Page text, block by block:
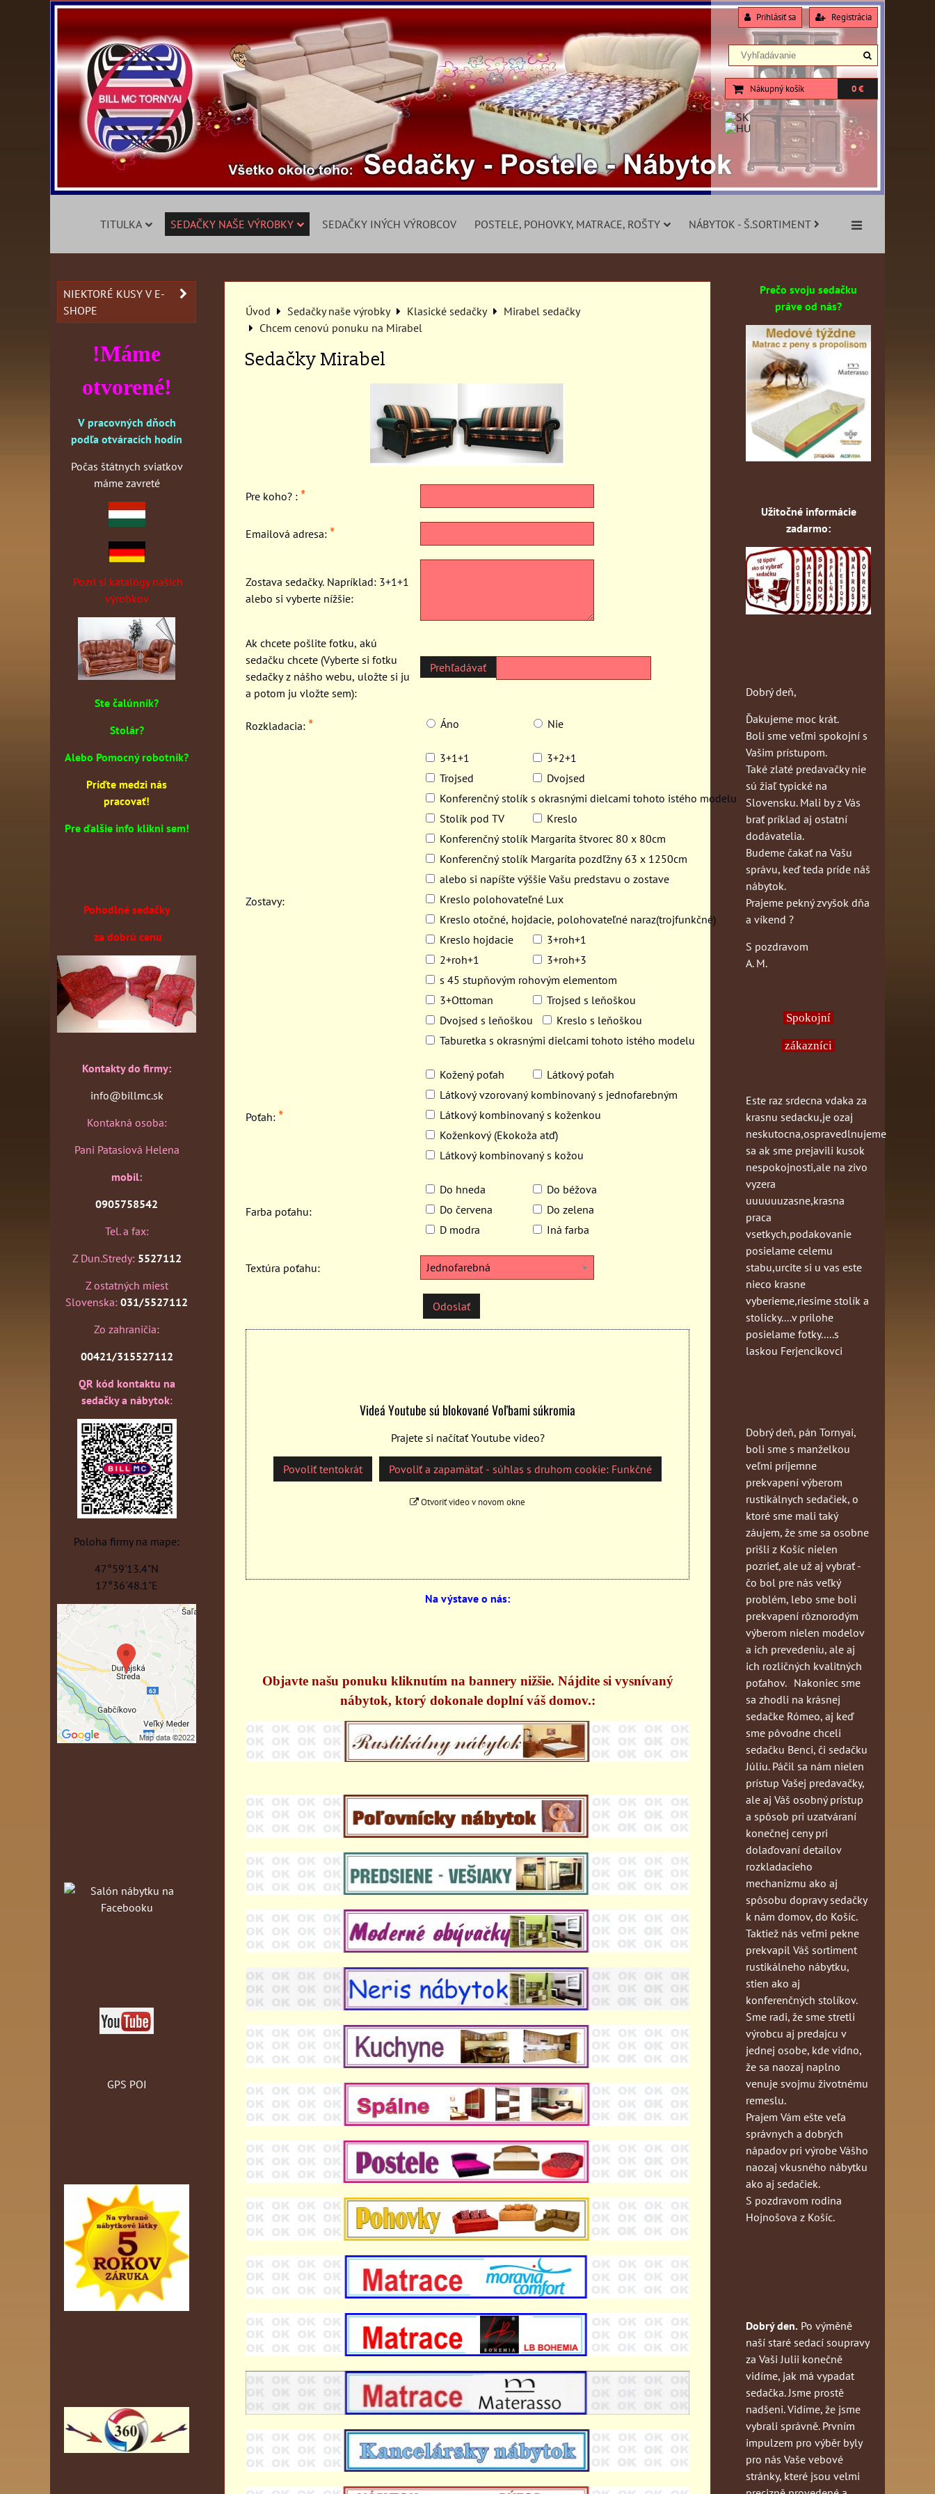
Prihlásiť sa Registrácia
Nákupný košík 0 €
TITULKA SEDAČKY NAŠE VÝROBKY SEDAČKY INÝCH VÝROBCOV POSTELE, POHOVKY, MATRACE, ROŠTY NÁBYTOK - Š.SORTIMENT
Úvod Sedačky naše výrobky Klasické sedačky
Mirabel sedačky
Chcem cenovú ponuku na Mirabel
Sedačky Mirabel
Pre koho? : *
Emailová adresa: *
Zostava sedačky. Napríklad: 3+1+1
alebo si vyberte nížšie:
Ak chcete pošlite fotku, akú
sedačku chcete (Vyberte si fotku
sedačky z nášho webu, uložte si ju
a potom ju vložte sem):
Rozkladacia: * Áno Nie
Zostavy:
3+1+1
3+2+1
Trojsed
Dvojsed
Konferenčný stolík s okrasnými dielcami tohoto istého modelu
Stolík pod TV
Kreslo
Konferenčný stolík Margaríta štvorec 80 x 80cm
Konferenčný stolík Margaríta pozdľžny 63 x 1250cm
alebo si napíšte výššie Vašu predstavu o zostave
Kreslo polohovateľné Lux
Kreslo otočné, hojdacie, polohovateľné naraz(trojfunkčné)
Kreslo hojdacie
3+roh+1
2+roh+1
3+roh+3
s 45 stupňovým rohovým elementom
3+Ottoman
Trojsed s leňoškou
Dvojsed s leňoškou
Kreslo s leňoškou
Taburetka s okrasnými dielcami tohoto istého modelu
Poťah: *
Kožený poťah
Látkový poťah
Látkový vzorovaný kombinovaný s jednofarebným
Látkový kombinovaný s koženkou
Koženkový (Ekokoža atď)
Látkový kombinovaný s kožou
Farba poťahu:
Do hneda
Do béžova
Do červena
Do zelena
D modra
Iná farba
Textúra poťahu: Jednofarebná
Odoslať
Videá Youtube sú blokované Voľbami súkromia
Prajete si načítať Youtube video?
Povoliť tentokrát Povoliť a zapamätať - súhlas s druhom cookie: Funkčné
Otvoriť video v novom okne
Na výstave o nás:
Objavte našu ponuku kliknutím na bannery nižšie. Nájdite si vysnívaný
nábytok, ktorý dokonale doplní váš domov.:
NIEKTORÉ KUSY V E-
SHOPE
!Máme
otvorené!
V pracovných dňoch
podľa otváracích hodín
Počas štátnych sviatkov
máme zavreté
Pozri si katalógy našich
výrobkov
Ste čalúnník?
Stolár?
Alebo Pomocný robotník?
Príďte medzi nás
pracovať!
Pre ďalšie info klikni sem!
Pohodlné sedačky
za dobrú cenu
Kontakty do firmy:
info@billmc.sk
Kontakná osoba:
Pani Patasiová Helena
mobil:
0905758542
Tel. a fax:
Z Dun.Stredy: 5527112
Z ostatných miest
Slovenska: 031/5527112
Zo zahraničia:
00421/315527112
QR kód kontaktu na
sedačky a nábytok:
Poloha firmy na mape:
47°59'13.4"N
17°36'48.1"E
GPS POI
Prečo svoju sedačku
práve od nás?
Užitočné informácie
zadarmo:
Dobrý deň,
Ďakujeme moc krát.
Boli sme veľmi spokojní s
Vašim prístupom.
Také zlaté predavačky nie
sú žiaľ typické na
Slovensku. Mali by z Vás
brať príklad aj ostatní
dodávatelia.
Budeme čakať na Vašu
správu, keď teda príde náš
nábytok.
Prajeme pekný zvyšok dňa
a víkend ?
S pozdravom
A. M.
Spokojní
zákazníci
Este raz srdecna vdaka za
krasnu sedacku,je ozaj
neskutocna,ospravedlnujeme
sa ak sme prejavili kusok
nespokojnosti,ale na zivo
vyzera
uuuuuuzasne,krasna
praca
vsetkych,podakovanie
posielame celemu
stabu,urcite si u vas este
nieco krasne
vyberieme,riesime stolík a
stolicky....v prilohe
posielame fotky.....s
laskou Ferjencikovci
Dobrý deň, pán Tornyai,
boli sme s manželkou
veľmi príjemne
prekvapení výberom
rustikálnych sedačiek, o
ktoré sme mali taký
záujem, že sme sa osobne
prišli z Košíc nielen
pozrieť, ale už aj vybrať -
čo bol pre nás veľký
problém, lebo sme boli
prekvapení rôznorodým
výberom nielen modelov
a ich prevedeniu, ale aj
ich rozličných kvalitných
poťahov. Nakoniec sme
sa zhodli na krásnej
sedačke Rómeo, aj keď
sme pôvodne chceli
sedačku Benci, či sedačku
Júliu. Páčil sa nám nielen
prístup Vašej predavačky,
ale aj Váš osobný prístup
a spôsob pri uzatváraní
konečnej ceny pri
dolaďovaní detailov
rozkladacieho
mechanizmu ako aj
spôsobu dopravy sedačky
k nám domov, do Košíc.
Taktiež nás veľmi pekne
prekvapil Váš sortiment
rustikálneho nábytku,
stien ako aj
konferenčných stolíkov.
Sme radi, že sme stretli
výrobcu aj predajcu v
jednej osobe, kde vidno,
že sa naozaj naplno
venuje svojmu životnému
remeslu.
Prajem Vám ešte veľa
správnych a dobrých
nápadov pri výrobe Vášho
naozaj vkusného nábytku
ako aj sedačiek.
S pozdravom rodina
Hojnošova z Košíc.
Dobrý den. Po výměně
naší staré sedací soupravy
za Vaši Julii konečně
vidíme, jak má vypadat
sedačka. Jsme prostě
nadšeni. Vidíme, že jsme
vybrali správně. Prvním
impulzem pro výběr byly
pro nás Vaše vebové
stránky, které jsou velmi